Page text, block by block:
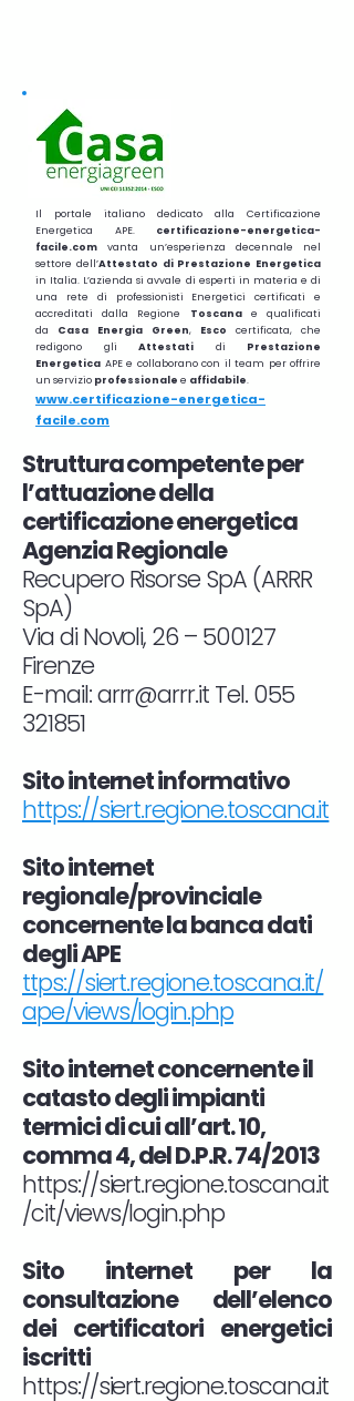
Il portale italiano dedicato alla Certificazione
Energetica APE. certificazione-energetica-
facile.com vanta un’esperienza decennale nel
settore dell’Attestato di Prestazione Energetica
in Italia. L’azienda si avvale di esperti in materia e di
una rete di professionisti Energetici certificati e
accreditati dalla Regione
Toscana e qualificati
da Casa Energia Green, Esco certificata, che
redigono gli Attestati di Prestazione
Energetica APE e collaborano con il team per offrire
un servizio professionale e affidabile.
www.certificazione-energetica-
facile.com
Struttura competente per
l’attuazione della
certificazione energetica
Agenzia Regionale
Recupero Risorse SpA (ARRR
SpA)
Via di Novoli, 26 – 500127
Firenze
E-mail:arrr@arrr.it Tel. 055
321851
Sito internet informativo
https://siert.regione.toscana.it
Sito internet
regionale/provinciale
concernente la banca dati
degli APE
ttps://siert.regione.toscana.it/
ape/views/login.php
Sito internet concernente il
catasto degli impianti
termici di cui all’art. 10,
comma 4, del D.P.R. 74/2013
https://siert.regione.toscana.it
/cit/views/login.php
Sito internet per la
consultazione dell’elenco
dei certificatori energetici
iscritti
https://siert.regione.toscana.it